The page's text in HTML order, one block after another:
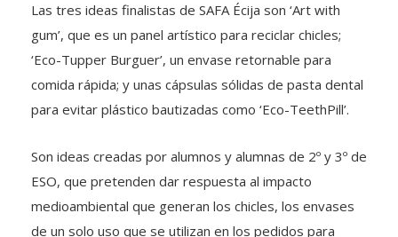
Las tres ideas finalistas de SAFA Écija son ‘Art with
gum’, que es un panel artístico para reciclar chicles;
‘Eco-Tupper Burguer’, un envase retornable para
comida rápida; y unas cápsulas sólidas de pasta dental
para evitar plástico bautizadas como ‘Eco-TeethPill’.
Son ideas creadas por alumnos y alumnas de 2º y 3º de
ESO, que pretenden dar respuesta al impacto
medioambiental que generan los chicles, los envases
de un solo uso que se utilizan en los pedidos para